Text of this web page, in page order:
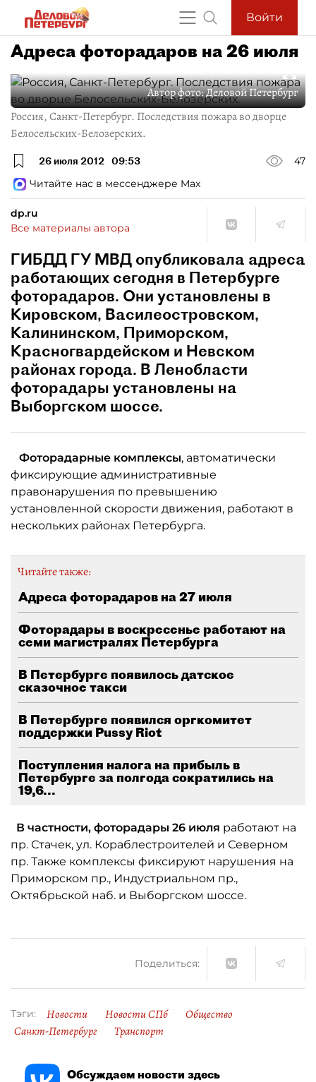
Войти
Адреса фоторадаров на 26 июля
Автор фото:Деловой Петербург
Россия, Санкт-Петербург. Последствия пожара во дворце
Белосельских-Белозерских.
26 июля 2012 09:53
47
Читайте нас в мессенджере Max
dp.ru
Все материалы автора
ГИБДД ГУ МВД опубликовала адреса
работающих сегодня в Петербурге
фоторадаров. Они установлены в
Кировском, Василеостровском,
Калининском, Приморском,
Красногвардейском и Невском
районах города. В Ленобласти
фоторадары установлены на
Выборгском шоссе.
Фоторадарные комплексы, автоматически
фиксирующие административные
правонарушения по превышению
установленной скорости движения, работают в
нескольких районах Петербурга.
Читайте также:
Адреса фоторадаров на 27 июля
Фоторадары в воскресенье работают на
семи магистралях Петербурга
В Петербурге появилось датское
сказочное такси
В Петербурге появился оргкомитет
поддержки Pussy Riot
Поступления налога на прибыль в
Петербурге за полгода сократились на
19,6...
В частности, фоторадары 26 июля работают на
пр. Стачек, ул. Кораблестроителей и Северном
пр. Также комплексы фиксируют нарушения на
Приморском пр., Индустриальном пр.,
Октябрьской наб. и Выборгском шоссе.
Поделиться:
Тэги: Новости Новости СПб
Общество
Санкт-Петербург
Транспорт
Обсуждаем новости здесь